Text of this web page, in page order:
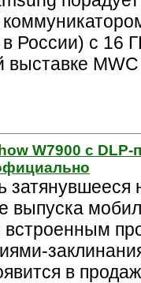
России) с 16
выставке
W7900 с DLP-
затянувшееся
выпуска
в